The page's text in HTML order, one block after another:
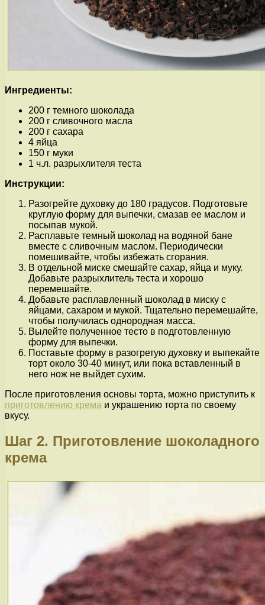
Ингредиенты:
200 г темного шоколада
200 г сливочного масла
200 г сахара
4 яйца
150 г муки
1 ч.л. разрыхлителя теста
Инструкции:
Разогрейте духовку до 180 градусов. Подготовьте
круглую форму для выпечки, смазав ее маслом и
посыпав мукой.
Расплавьте темный шоколад на водяной бане
вместе с сливочным маслом. Периодически
помешивайте, чтобы избежать сгорания.
В отдельной миске смешайте сахар, яйца и муку.
Добавьте разрыхлитель теста и хорошо
перемешайте.
Добавьте расплавленный шоколад в миску с
яйцами, сахаром и мукой. Тщательно перемешайте,
чтобы получилась однородная масса.
Вылейте полученное тесто в подготовленную
форму для выпечки.
Поставьте форму в разогретую духовку и выпекайте
торт около 30-40 минут, или пока вставленный в
него нож не выйдет сухим.
После приготовления основы торта, можно приступить к
приготовлению крема и украшению торта по своему
вкусу.
Шаг 2. Приготовление шоколадного
крема